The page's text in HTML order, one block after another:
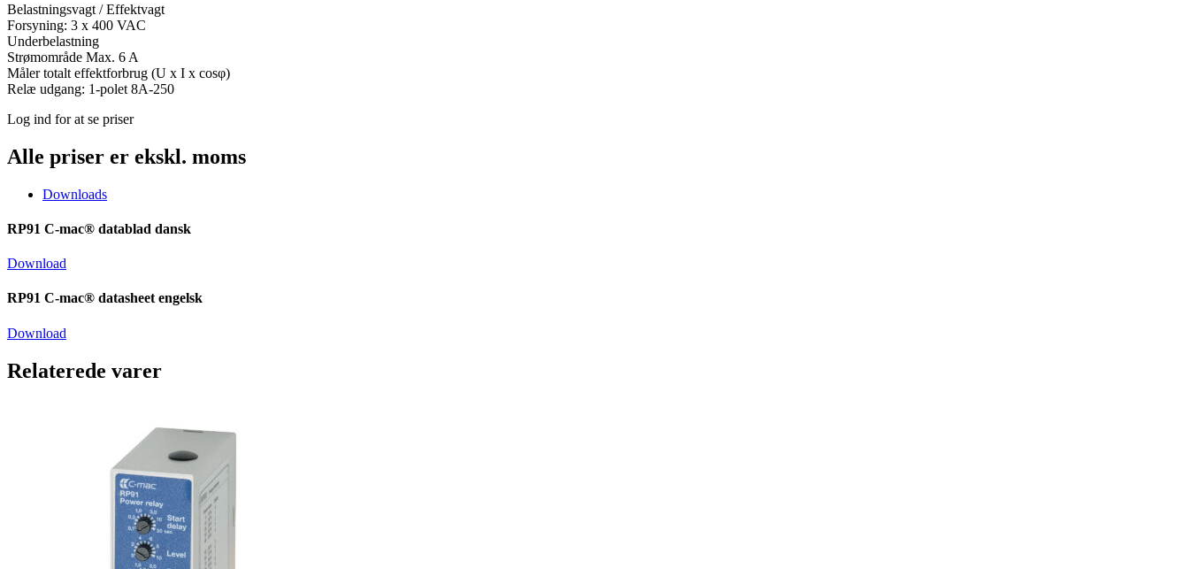
Belastningsvagt / Effektvagt
Forsyning: 3 x 400 VAC
Underbelastning
Strømområde Max. 6 A
Måler totalt effektforbrug (U x I x cosφ)
Relæ udgang: 1-polet 8A-250
Log ind for at se priser
Alle priser er ekskl. moms
Downloads
RP91 C-mac® datablad dansk
Download
RP91 C-mac® datasheet engelsk
Download
Relaterede varer